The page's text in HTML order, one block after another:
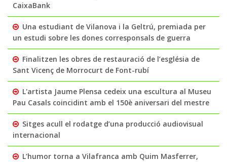
CaixaBank
Una estudiant de Vilanova i la Geltrú, premiada per
un estudi sobre les dones corresponsals de guerra
Finalitzen les obres de restauració de l’església de
Sant Vicenç de Morrocurt de Font-rubí
L'artista Jaume Plensa cedeix una escultura al Museu
Pau Casals coincidint amb el 150è aniversari del mestre
Sitges acull el rodatge d’una producció audiovisual
internacional
L’humor torna a Vilafranca amb Quim Masferrer,